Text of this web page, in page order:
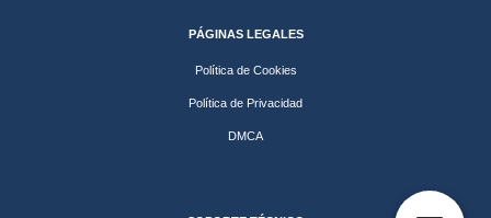
PÁGINAS LEGALES
Política de Cookies
Política de Privacidad
DMCA